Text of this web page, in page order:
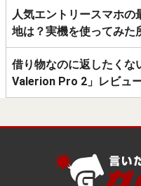
人気エントリースマホ
地は？実機を使ってみた
借り物なのに返したくな
Valerion Pro 2」レビュ